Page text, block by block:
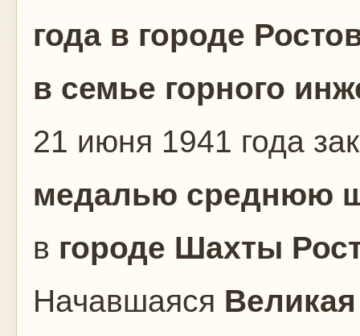
года в городе
в семье горного
21 июня 1941 года
медалью среднюю
в городе Шахты
Начавшаяся